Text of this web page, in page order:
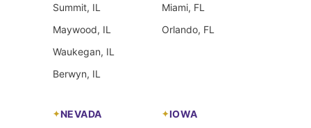
Summit, IL
Maywood, IL
Waukegan, IL
Berwyn, IL
Miami, FL
Orlando, FL
NEVADA IOWA